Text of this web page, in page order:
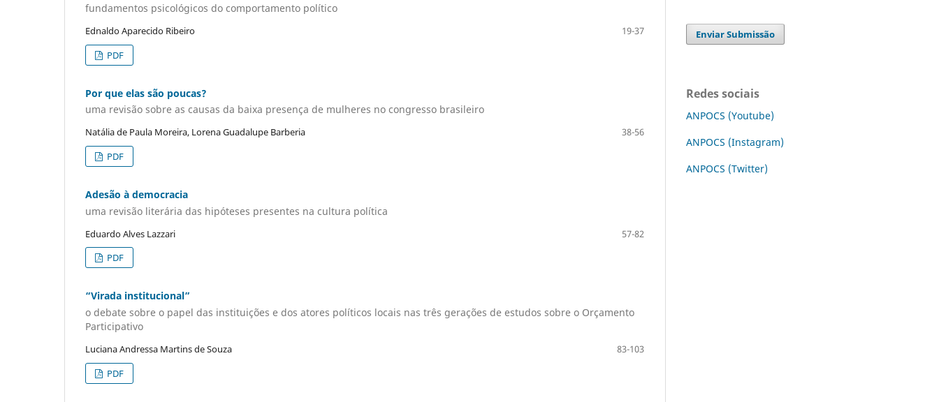
fundamentos psicológicos do comportamento político
Ednaldo Aparecido Ribeiro
19-37
PDF
Por que elas são poucas?
uma revisão sobre as causas da baixa presença de mulheres no congresso brasileiro
Natália de Paula Moreira, Lorena Guadalupe Barberia
38-56
PDF
Adesão à democracia
uma revisão literária das hipóteses presentes na cultura política
Eduardo Alves Lazzari
57-82
PDF
“Virada institucional”
o debate sobre o papel das instituições e dos atores políticos locais nas três gerações de estudos sobre o Orçamento
Participativo
Luciana Andressa Martins de Souza
83-103
PDF
Enviar Submissão
Redes sociais
ANPOCS (Youtube)
ANPOCS (Instagram)
ANPOCS (Twitter)